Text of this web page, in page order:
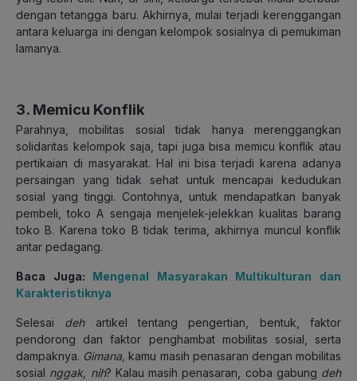
dengan tetangga baru. Akhirnya, mulai terjadi kerenggangan
antara keluarga ini dengan kelompok sosialnya di pemukiman
lamanya.
3. Memicu Konflik
Parahnya, mobilitas sosial tidak hanya merenggangkan
solidaritas kelompok saja, tapi juga bisa memicu konflik atau
pertikaian di masyarakat. Hal ini bisa terjadi karena adanya
persaingan yang tidak sehat untuk mencapai kedudukan
sosial yang tinggi. Contohnya, untuk mendapatkan banyak
pembeli, toko A sengaja menjelek-jelekkan kualitas barang
toko B. Karena toko B tidak terima, akhirnya muncul konflik
antar pedagang.
Baca Juga: Mengenal Masyarakan Multikulturan dan
Karakteristiknya
Selesai deh artikel tentang pengertian, bentuk, faktor
pendorong dan faktor penghambat mobilitas sosial, serta
dampaknya. Gimana, kamu masih penasaran dengan mobilitas
sosial nggak, nih? Kalau masih penasaran, coba gabung deh